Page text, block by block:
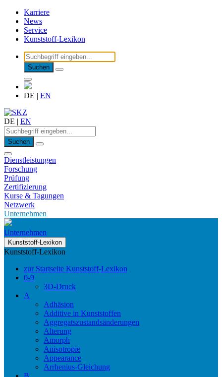
Karriere
News
Service
Kunststoff-Lexikon
Suchen
DE | EN
DE | EN
Suchen
Dienstleistungen
Forschung
Prüfung
Zertifizierung
Kurse & Tagungen
Netzwerk
Unternehmen
Unternehmen
Kunststoff-Lexikon
Kunststoff-Lexikon
zur Startseite Kunststoff-Lexikon
0-9
3D-Druck
A
Adhäsion
Additive in Kunststoffen
Aggregatszustandsänderungen
Alterung
Amorph
Anisotropie
Appearance
Arrhenius-Gleichung